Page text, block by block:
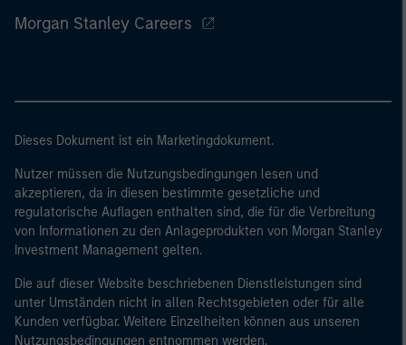
Morgan Stanley Careers
Dieses Dokument ist ein Marketingdokument.
Nutzer müssen die Nutzungsbedingungen lesen und
akzeptieren, da in diesen bestimmte gesetzliche und
regulatorische Auflagen enthalten sind, die für die Verbreitung
von Informationen zu den Anlageprodukten von Morgan Stanley
Investment Management gelten.
Die auf dieser Website beschriebenen Dienstleistungen sind
unter Umständen nicht in allen Rechtsgebieten oder für alle
Kunden verfügbar. Weitere Einzelheiten können aus unseren
Nutzungsbedingungen entnommen werden.